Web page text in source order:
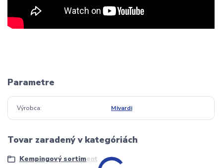
Parametre
Výrobca Mivardi
Tovar zaradený v kategóriách
Kempingový sortiment